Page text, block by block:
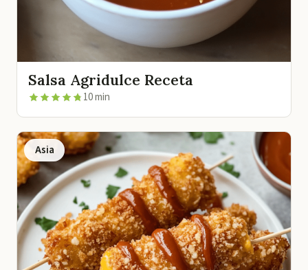
Salsa Agridulce Receta
10 min
Asia